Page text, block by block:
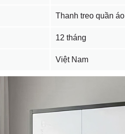
Thanh treo quần áo
12 tháng
Việt Nam